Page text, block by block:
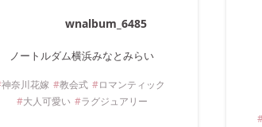
wnalbum_6485
ノートルダム横浜みなとみらい
神奈川花嫁 教会式
ロマンティック
大人可愛い
ラグジュアリー